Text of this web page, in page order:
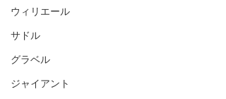
ウィリエール
サドル
グラベル
ジャイアント